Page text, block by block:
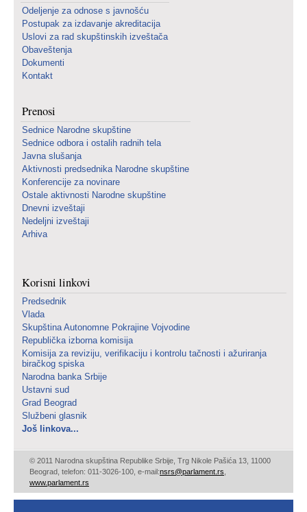
Odeljenje za odnose s javnošću
Postupak za izdavanje akreditacija
Uslovi za rad skupštinskih izveštača
Obaveštenja
Dokumenti
Kontakt
Prenosi
Sednice Narodne skupštine
Sednice odbora i ostalih radnih tela
Javna slušanja
Aktivnosti predsednika Narodne skupštine
Konferencije za novinare
Ostale aktivnosti Narodne skupštine
Dnevni izveštaji
Nedeljni izveštaji
Arhiva
Korisni linkovi
Predsednik
Vlada
Skupština Autonomne Pokrajine Vojvodine
Republička izborna komisija
Komisija za reviziju, verifikaciju i kontrolu tačnosti i ažuriranja
biračkog spiska
Narodna banka Srbije
Ustavni sud
Grad Beograd
Službeni glasnik
Još linkova...
© 2011 Narodna skupština Republike Srbije, Trg Nikole Pašića 13, 11000
Beograd, telefon: 011-3026-100, e-mail:nsrs@parlament.rs
www.parlament.rs